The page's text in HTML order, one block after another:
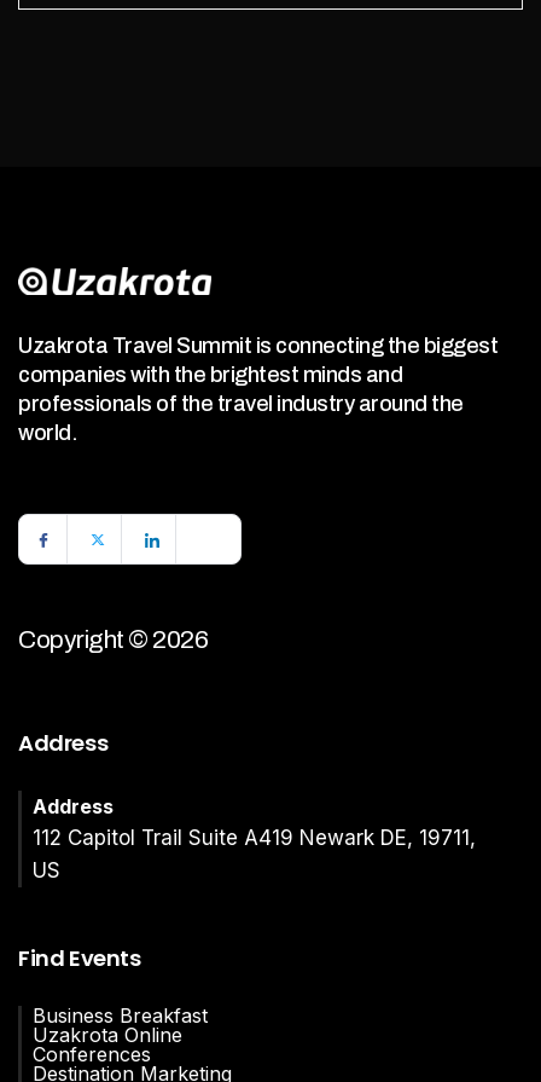
Uzakrota Travel Summit is connecting the biggest
companies with the brightest minds and
professionals of the travel industry around the
world.
Copyright © 2026
Address
Address
112 Capitol Trail Suite A419 Newark DE, 19711,
US
Find Events
Business Breakfast
Uzakrota Online
Conferences
Destination Marketing